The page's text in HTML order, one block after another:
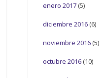
enero 2017 (5)
diciembre 2016 (6)
noviembre 2016 (5)
octubre 2016 (10)